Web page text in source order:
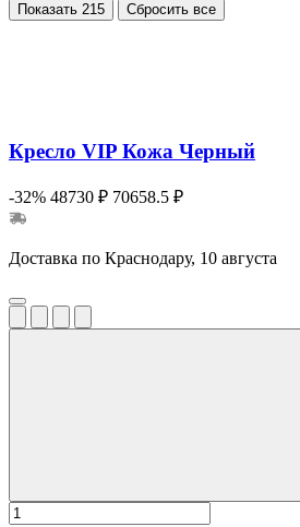
Показать 215 Сбросить все
Кресло VIP Кожа Черный
-32% 48730 ₽ 70658.5 ₽
Доставка по Краснодару, 10 августа